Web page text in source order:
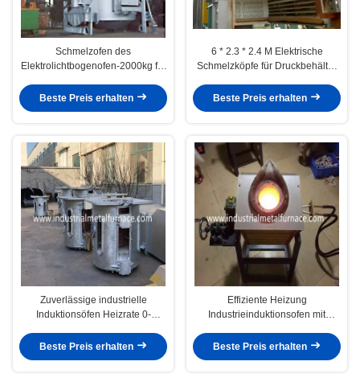
Schmelzofen des
Elektrolichtbogenofen-2000kg für
Beste Preis erhalten
6 * 2.3 * 2.4 M Elektrische
Schmelzköpfe für Druckbehälter
Beste Preis erhalten
Zuverlässige industrielle
Induktionsöfen Heizrate 0-
Beste Preis erhalten
Effiziente Heizung
Industrieinduktionsofen mit
Beste Preis erhalten